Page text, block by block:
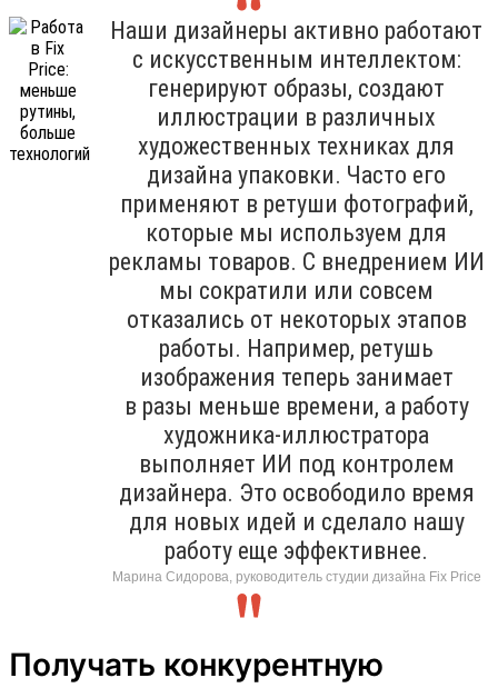
Наши дизайнеры активно работают
с искусственным интеллектом:
генерируют образы, создают
иллюстрации в различных
художественных техниках для
дизайна упаковки. Часто его
применяют в ретуши фотографий,
которые мы используем для
рекламы товаров. С внедрением ИИ
мы сократили или совсем
отказались от некоторых этапов
работы. Например, ретушь
изображения теперь занимает
в разы меньше времени, а работу
художника-иллюстратора
выполняет ИИ под контролем
дизайнера. Это освободило время
для новых идей и сделало нашу
работу еще эффективнее.
Марина Сидорова, руководитель студии дизайна Fix Price
Получать конкурентную